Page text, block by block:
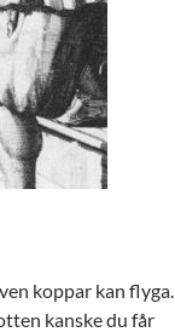
koppar kan flyga.
kanske du får